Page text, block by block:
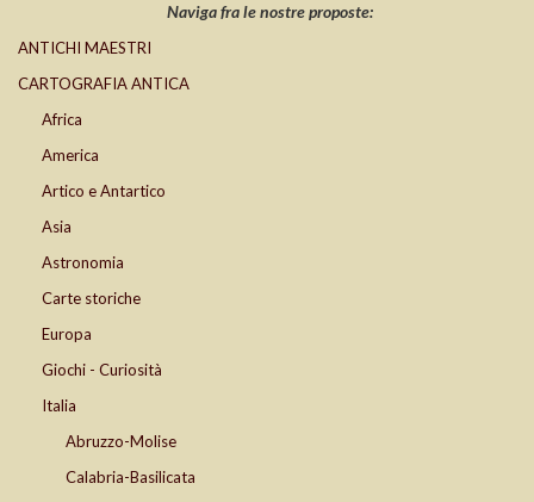
Naviga fra le nostre proposte:
ANTICHI MAESTRI
CARTOGRAFIA ANTICA
Africa
America
Artico e Antartico
Asia
Astronomia
Carte storiche
Europa
Giochi - Curiosità
Italia
Abruzzo-Molise
Calabria-Basilicata